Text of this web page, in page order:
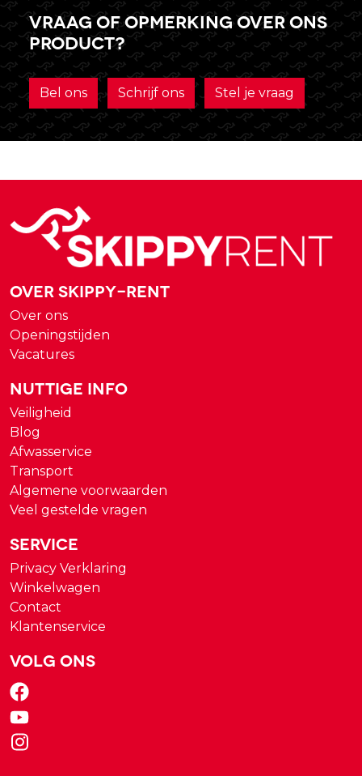
Vraag of opmerking over ons
product?
Bel ons Schrijf ons Stel je vraag
Over Skippy-rent
Over ons
Openingstijden
Vacatures
Nuttige Info
Veiligheid
Blog
Afwasservice
Transport
Algemene voorwaarden
Veel gestelde vragen
Service
Privacy Verklaring
Winkelwagen
Contact
Klantenservice
Volg ons